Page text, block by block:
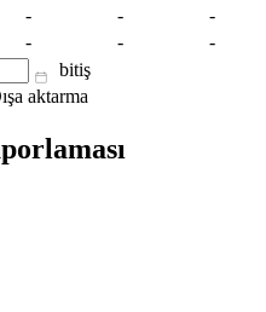
- -
-
- -
-
bitiş
aktarma